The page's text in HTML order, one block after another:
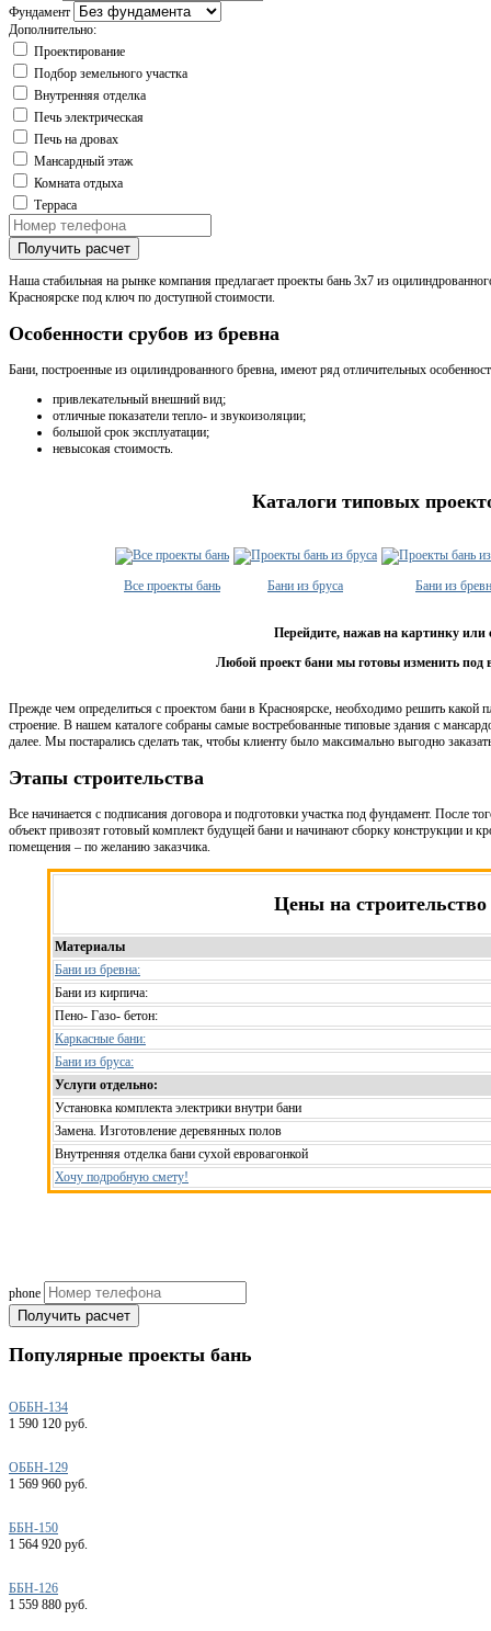
Фундамент
Дополнительно:
Проектирование
Подбор земельного участка
Внутренняя отделка
Печь электрическая
Печь на дровах
Мансардный этаж
Комната отдыха
Терраса
Получить расчет
Наша стабильная на рынке компания предлагает проекты бань 3х7 из
Красноярске под ключ по доступной стоимости.
Особенности срубов из бревна
Бани, построенные из оцилиндрованного бревна, имеют ряд отличительных
привлекательный внешний вид;
отличные показатели тепло- и звукоизоляции;
большой срок эксплуатации;
невысокая стоимость.
Каталоги типовых
Все проекты бань Бани из бруса Бани из
Перейдите, нажав на картинку или
Любой проект бани мы готовы изменить под
Прежде чем определиться с проектом бани в Красноярске, необходимо решить какой
строение. В нашем каталоге собраны самые востребованные типовые здания с
далее. Мы постарались сделать так, чтобы клиенту было максимально выгодно
Этапы строительства
Все начинается с подписания договора и подготовки участка под фундамент. После
объект привозят готовый комплект будущей бани и начинают сборку конструкции и
помещения – по желанию заказчика.
Цены на строительство
Материалы
Бани из бревна:
Бани из кирпича:
Пено- Газо- бетон:
Каркасные бани:
Бани из бруса:
Услуги отдельно:
Установка комплекта электрики внутри бани
Замена. Изготовление деревянных полов
Внутренняя отделка бани сухой евровагонкой
Хочу подробную смету!
phone
Получить расчет
Популярные проекты бань
ОББН-134
1 590 120 руб.
ОББН-129
1 569 960 руб.
ББН-150
1 564 920 руб.
ББН-126
1 559 880 руб.